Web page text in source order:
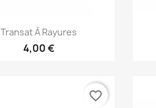
Aperçu rapide
Transat À Rayures
4,00 €
favorite_border